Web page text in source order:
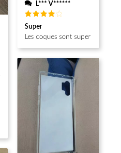
L*** V******
Note
sur 5
Super
Les coques sont super